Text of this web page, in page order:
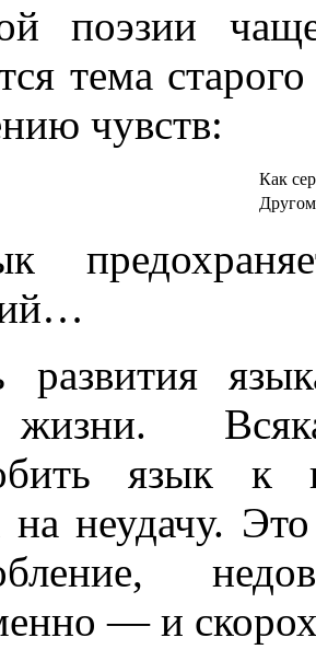
поэзии
тема
чувств:
Как
развития
язык к
на неудачу.
— и